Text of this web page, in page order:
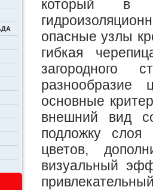
который в
опасные узлы
гибкая
загородного
разнообразие
основные
внешний вид
подложку слоя
цветов,
визуальный